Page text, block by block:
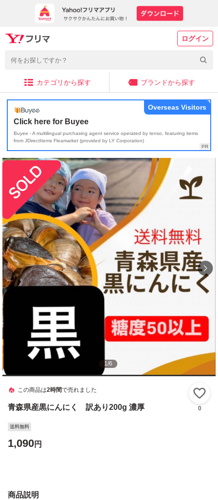
ログイン
カテゴリから探す ブランドから探す
Click here for Buyee
Buyee - A multilingual purchasing agent service operated by tenso, featuring items
from JDirectItems Fleamarket (provided by LY Corporation)
Overseas Visitors
1/6
この商品は2時間で売れました
青森県産黒にんにく 訳あり200g 濃厚 0
送料無料
1,090円
商品説明